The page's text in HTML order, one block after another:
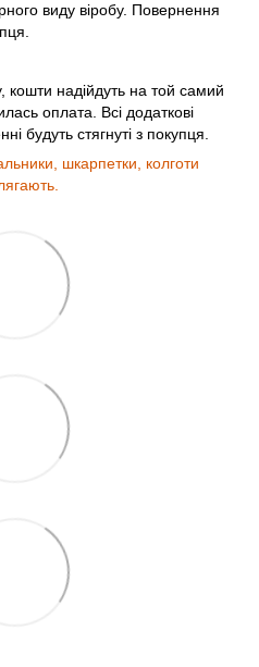
виду віробу. Повернення
кошти надійдуть на той самий
оплата. Всі додаткові
будуть стягнуті з покупця.
шкарпетки, колготи